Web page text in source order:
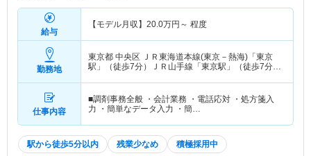
給与
【モデル月収】 20.0万円～ 程度
勤務地
東京都 中央区 ＪＲ東海道本線(東京－熱海)「東京
駅」（徒歩7分）ＪＲ山手線「東京駅」（徒歩7分）
仕事内容
■調剤事務全般 ・会計業務 ・電話応対 ・処方箋入
力 ・簡単なデータ入力 ・簡…
駅から徒歩5分以内 残業少なめ 積極採用中